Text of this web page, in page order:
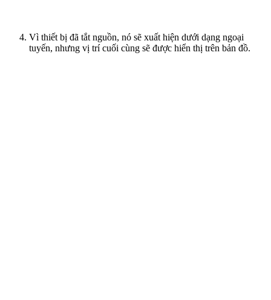
Vì thiết bị đã tắt nguồn, nó sẽ xuất hiện dưới dạng ngoại
tuyến, nhưng vị trí cuối cùng sẽ được hiển thị trên bản đồ.